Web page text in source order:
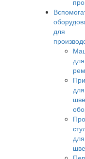
для
для
для
для